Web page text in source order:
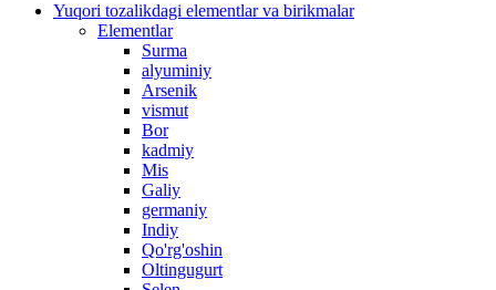
Yuqori tozalikdagi elementlar va birikmalar
Elementlar
Surma
alyuminiy
Arsenik
vismut
Bor
kadmiy
Mis
Galiy
germaniy
Indiy
Qo'rg'oshin
Oltingugurt